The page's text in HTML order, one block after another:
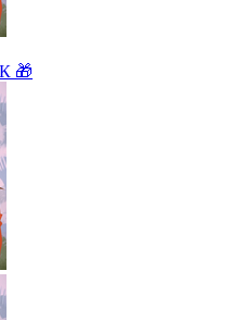
🎁